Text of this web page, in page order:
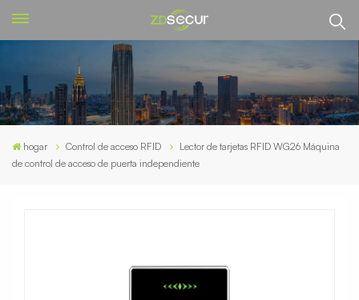
hogar Control de acceso RFID
Lector de tarjetas RFID WG26 Máquina
de control de acceso de puerta independiente